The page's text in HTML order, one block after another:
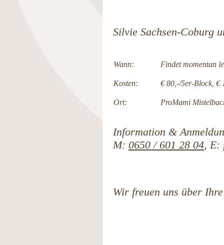
Silvie Sachsen-Coburg
Wann: Findet momentan
Kosten: € 80,-/5er-Block, €
Ort: ProMami
Information &
M: 0650 / 601 28 04, E:
Wir freuen uns über